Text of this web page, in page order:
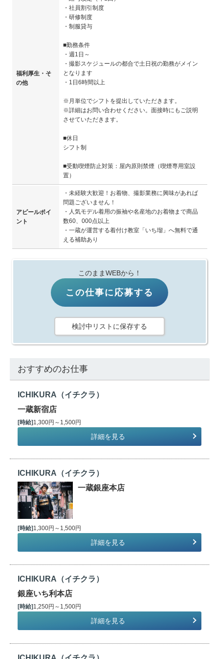
福利厚生・そ
の他
・社員割引制度
・研修制度
・制服貸与
■勤務条件
・週1日～
・撮影スケジュールの都合で土日祝の勤務がメイン
となります
・1日6時間以上
※月単位でシフトを提出していただきます。
※詳細はお問い合わせください。面接時にもご説明
させていただきます。
■休日
シフト制
■受動喫煙防止対策：屋内原則禁煙（喫煙専用室設
置）
アピールポイ
ント
・未経験大歓迎！お着物、撮影業務に興味があれば
問題ございません！
・人気モデル着用の振袖や名産地のお着物まで商品
数60、000点以上
・一蔵が運営する着付け教室「いち瑠」へ無料で通
える補助あり
このままWEBから！
この仕事に応募する
検討中リストに保存する
おすすめのお仕事
ICHIKURA（イチクラ）
一蔵新宿店
[時給]1,300円～1,500円
詳細を見る
ICHIKURA（イチクラ）
一蔵銀座本店
[時給]1,300円～1,500円
詳細を見る
ICHIKURA（イチクラ）
銀座いち利本店
[時給] 1,250円～1,500円
詳細を見る